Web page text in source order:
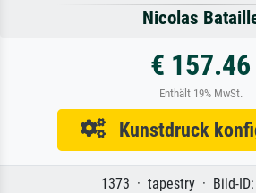
Nicolas
€ 157.46
Enthält 19% MwSt.
Kunstdruck
1373 · tapestry · Bild-ID: